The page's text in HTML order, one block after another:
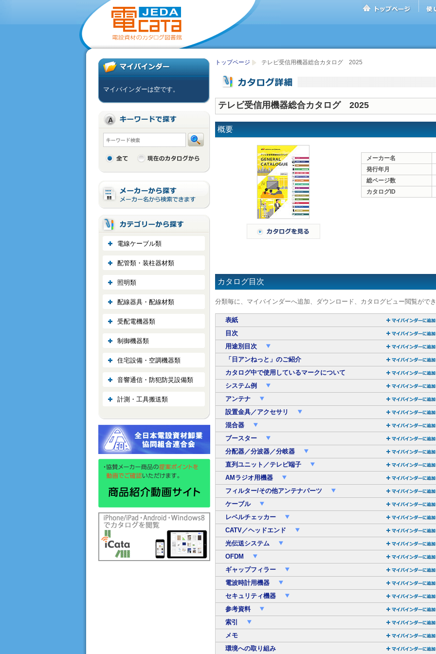
トップページ テレビ受信用機器総合カタログ 2025
テレビ受信用機器総合カタログ 2025
概要
メーカー名
発行年月
総ページ数
カタログID
カタログ目次
分類毎に、マイバインダーへ追加、ダウンロード、カタログビュー閲覧がで
表紙
目次
用途別目次
「日アンねっと」のご紹介
カタログ中で使用しているマークについて
システム例
アンテナ
設置金具／アクセサリ
混合器
ブースター
分配器／分波器／分岐器
直列ユニット／テレビ端子
AMラジオ用機器
フィルター/その他アンテナパーツ
ケーブル
レベルチェッカー
CATV／ヘッドエンド
光伝送システム
OFDM
ギャップフィラー
電波時計用機器
セキュリティ機器
参考資料
索引
メモ
環境への取り組み
マイバインダーは空です。
電線ケーブル類
配管類・装柱器材類
照明類
配線器具・配線材類
受配電機器類
制御機器類
住宅設備・空調機器類
音響通信・防犯防災設備類
計測・工具搬送類